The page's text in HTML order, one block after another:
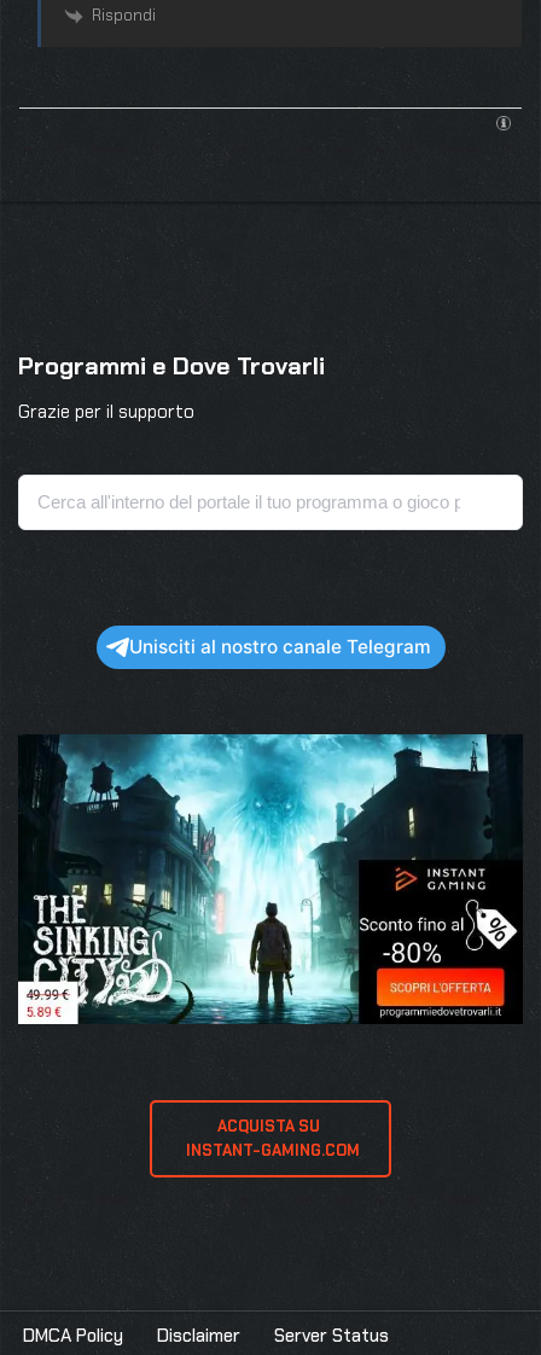
Rispondi
Programmi e Dove Trovarli
Grazie per il supporto
Unisciti al nostro canale Telegram
ACQUISTA SU
INSTANT-GAMING.COM
DMCA Policy Disclaimer
Server Status